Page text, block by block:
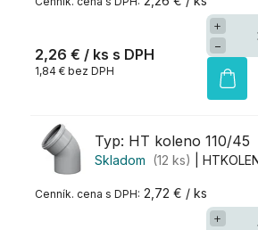
2,26 € / ks
1,84 € bez DPH
+
−
Typ: HT koleno 110/45
Skladom (12 ks) |
2,72 € / ks
+